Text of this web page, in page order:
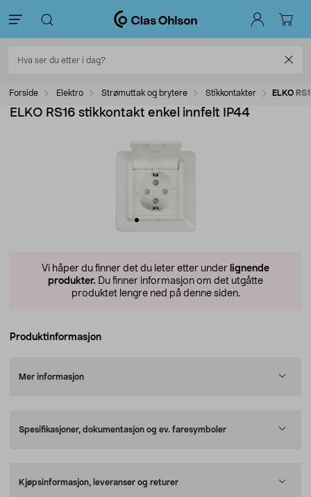
Forside Elektro Strømuttak og brytere Stikkontakter ELKO
ELKO RS16 stikkontakt enkel innfelt IP44
Vi håper du finner det du leter etter under lignende
produkter. Du finner informasjon om det utgåtte
produktet lengre ned på denne siden.
Produktinformasjon
Mer informasjon
Spesifikasjoner, dokumentasjon og ev. faresymboler
Kjøpsinformasjon, leveranser og returer